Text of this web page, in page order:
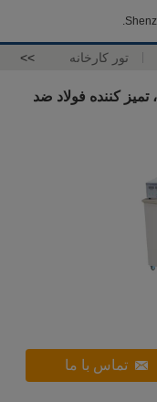
تور کارخانه >>
کننده فولاد ضد
تماس با ما